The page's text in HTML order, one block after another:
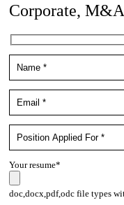
Corporate,
Your resume*
doc,docx,pdf,odc file types